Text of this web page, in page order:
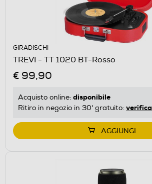
GIRADISCHI
TREVI - TT 1020 BT-Rosso
€ 99,90
Acquisto online: disponibile
Ritiro in negozio in 30' gratuito: verifica
AGGIUNGI